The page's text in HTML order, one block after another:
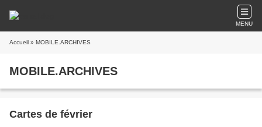
MENU
Accueil » MOBILE.ARCHIVES
MOBILE.ARCHIVES
Cartes de février